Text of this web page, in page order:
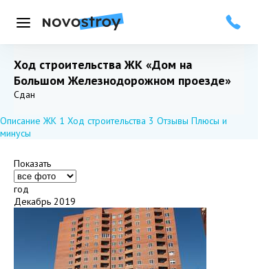
Меню
Ход строительства ЖК «Дом на
Большом Железнодорожном проезде»
Добавить в избранное
Подписаться
Сдан
Описание ЖК 1 Ход строительства 3 Отзывы Плюсы и
минусы
Показать
год
Декабрь 2019